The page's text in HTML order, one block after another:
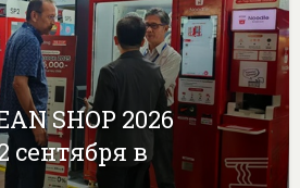
SHOP 2026
сентября в